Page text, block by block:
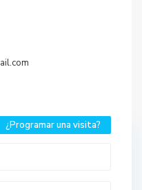
¿Programar una visita?